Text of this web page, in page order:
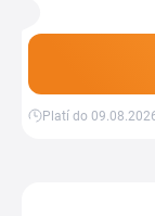
Platí do